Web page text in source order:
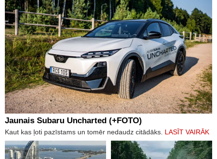
Jaunais Subaru Uncharted (+FOTO)
Kaut kas ļoti pazīstams un tomēr nedaudz citādāks. LASĪT VAIRĀK